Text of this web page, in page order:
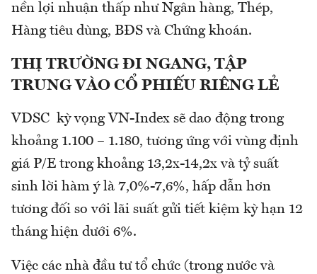
nền lợi nhuận thấp như Ngân hàng, Thép,
Hàng tiêu dùng, BĐS và Chứng khoán.
THỊ TRƯỜNG ĐI NGANG, TẬP
TRUNG VÀO CỔ PHIẾU RIÊNG LẺ
VDSC kỳ vọng VN-Index sẽ dao động trong
khoảng 1.100 – 1.180, tương ứng với vùng định
giá P/E trong khoảng 13,2x-14,2x và tỷ suất
sinh lời hàm ý là 7,0%-7,6%, hấp dẫn hơn
tương đối so với lãi suất gửi tiết kiệm kỳ hạn 12
tháng hiện dưới 6%.
Việc các nhà đầu tư tổ chức (trong nước và